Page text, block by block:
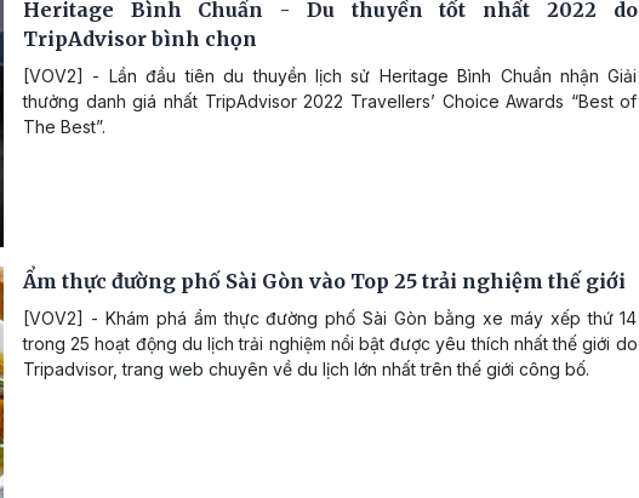
Heritage Bình Chuẩn - Du thuyền tốt nhất 2022 do
TripAdvisor bình chọn
[VOV2] - Lần đầu tiên du thuyền lịch sử Heritage Bình Chuẩn nhận Giải
thưởng danh giá nhất TripAdvisor 2022 Travellers’ Choice Awards “Best of
The Best”.
Ẩm thực đường phố Sài Gòn vào Top 25 trải nghiệm thế giới
[VOV2] - Khám phá ẩm thực đường phố Sài Gòn bằng xe máy xếp thứ 14
trong 25 hoạt động du lịch trải nghiệm nổi bật được yêu thích nhất thế giới do
Tripadvisor, trang web chuyên về du lịch lớn nhất trên thế giới công bố.